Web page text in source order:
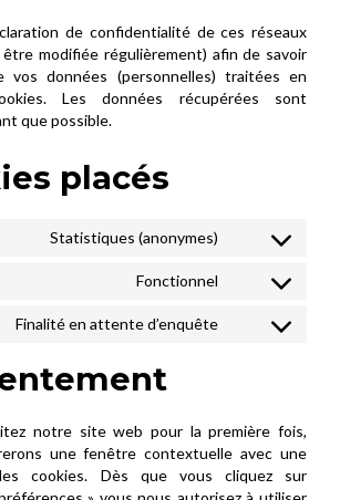
de confidentialité de ces réseaux
modifiée régulièrement) afin de savoir
vos données (personnelles) traitées en
Les données récupérées sont
que possible.
placés
Statistiques (anonymes)
Consent
service
Fonctionnel
Consent
service
Finalité en attente d’enquête
Consent
notre site web pour la première fois,
une fenêtre contextuelle avec une
cookies. Dès que vous cliquez sur